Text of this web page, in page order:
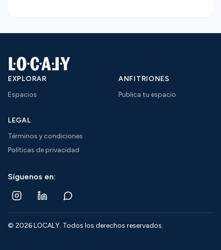
EXPLORAR
Espacios
ANFITRIONES
Publica tu espacio
LEGAL
Términos y condiciones
Políticas de privacidad
Síguenos en:
© 2026LOCALY. Todos los derechos reservados.